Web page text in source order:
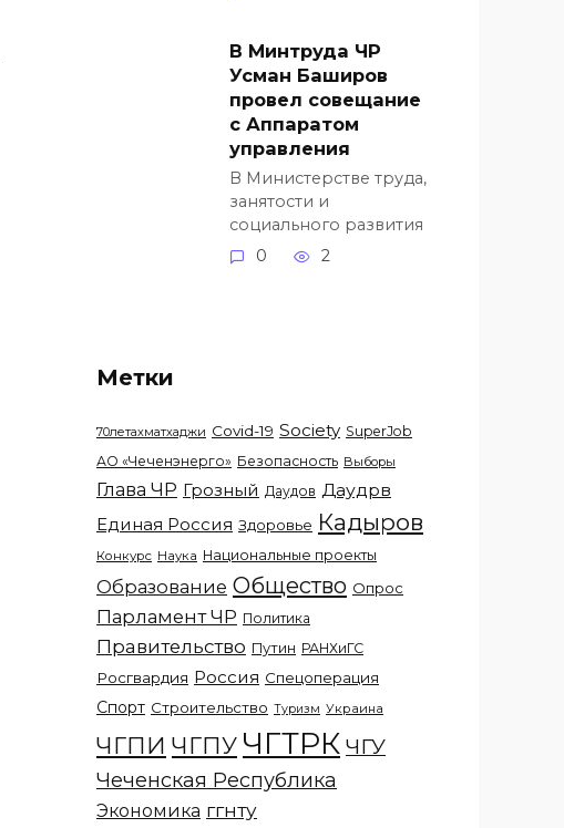
В Минтруда ЧР
Усман Баширов
провел совещание
с Аппаратом
управления
В Министерстве труда,
занятости и
социального развития
0
2
Метки
70летахматхаджи Covid-19 Society SuperJob
АО «Чеченэнерго» Безопасность Выборы
Глава ЧР Грозный Даудов Даудрв
Единая Россия Здоровье Кадыров
Конкурс Наука Национальные проекты
Образование Общество Опрос
Парламент ЧР Политика
Правительство Путин РАНХиГС
Росгвардия Россия Спецоперация
Спорт Строительство Туризм Украина
ЧГПИ ЧГПУ ЧГТРК ЧГУ
Чеченская Республика
Экономика ггнту